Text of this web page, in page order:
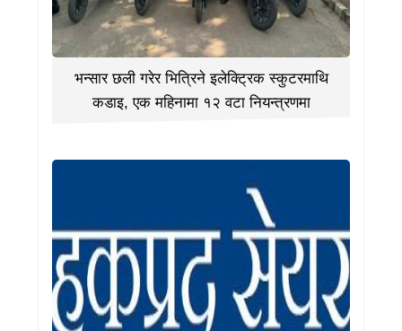
भन्सार छली गरेर भित्रिने इलेक्ट्रिक स्कुटरमाथि
कडाइ, एक महिनामा १२ वटा नियन्त्रणमा